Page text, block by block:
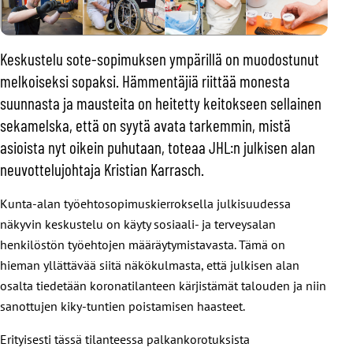
Keskustelu sote-sopimuksen ympärillä on muodostunut
melkoiseksi sopaksi. Hämmentäjiä riittää monesta
suunnasta ja mausteita on heitetty keitokseen sellainen
sekamelska, että on syytä avata tarkemmin, mistä
asioista nyt oikein puhutaan, toteaa JHL:n julkisen alan
neuvottelujohtaja Kristian Karrasch.
Kunta-alan työehtosopimuskierroksella julkisuudessa
näkyvin keskustelu on käyty sosiaali- ja terveysalan
henkilöstön työehtojen määräytymistavasta. Tämä on
hieman yllättävää siitä näkökulmasta, että julkisen alan
osalta tiedetään koronatilanteen kärjistämät talouden ja niin
sanottujen kiky-tuntien poistamisen haasteet.
Erityisesti tässä tilanteessa palkankorotuksista